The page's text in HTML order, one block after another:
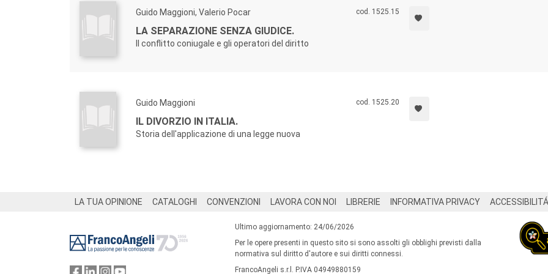
Guido Maggioni, Valerio Pocar
LA SEPARAZIONE SENZA GIUDICE.
Il conflitto coniugale e gli operatori del diritto
cod. 1525.15
Guido Maggioni
IL DIVORZIO IN ITALIA.
Storia dell'applicazione di una legge nuova
cod. 1525.20
LA TUA OPINIONE CATALOGHI CONVENZIONI LAVORA CON NOI LIBRERIE INFORMATIVA PRIVACY ACCESSIBILITÁ
Ultimo aggiornamento: 24/06/2026
Per le opere presenti in questo sito si sono assolti gli obblighi previsti dalla
normativa sul diritto d'autore e sui diritti connessi.
FrancoAngeli s.r.l. P.IVA 04949880159